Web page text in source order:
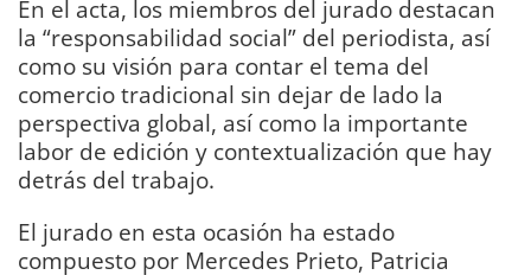
En el acta, los miembros del jurado destacan
la “responsabilidad social” del periodista, así
como su visión para contar el tema del
comercio tradicional sin dejar de lado la
perspectiva global, así como la importante
labor de edición y contextualización que hay
detrás del trabajo.
El jurado en esta ocasión ha estado
compuesto por Mercedes Prieto, Patricia